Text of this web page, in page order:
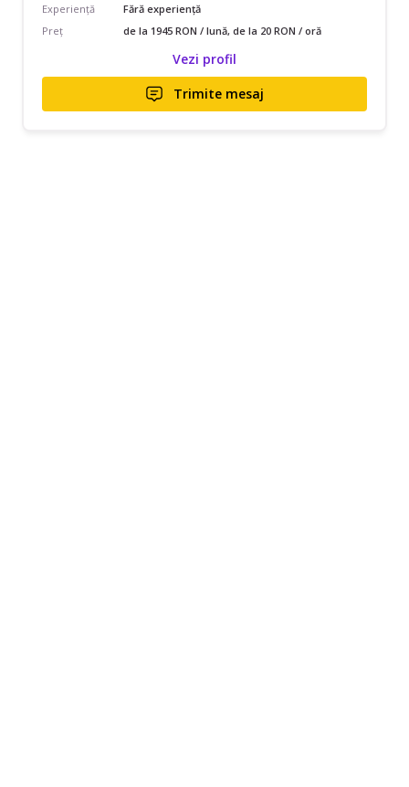
Experiență
Fără experiență
Preț
de la 1945 RON / lună, de la 20 RON / oră
Vezi profil
Trimite mesaj